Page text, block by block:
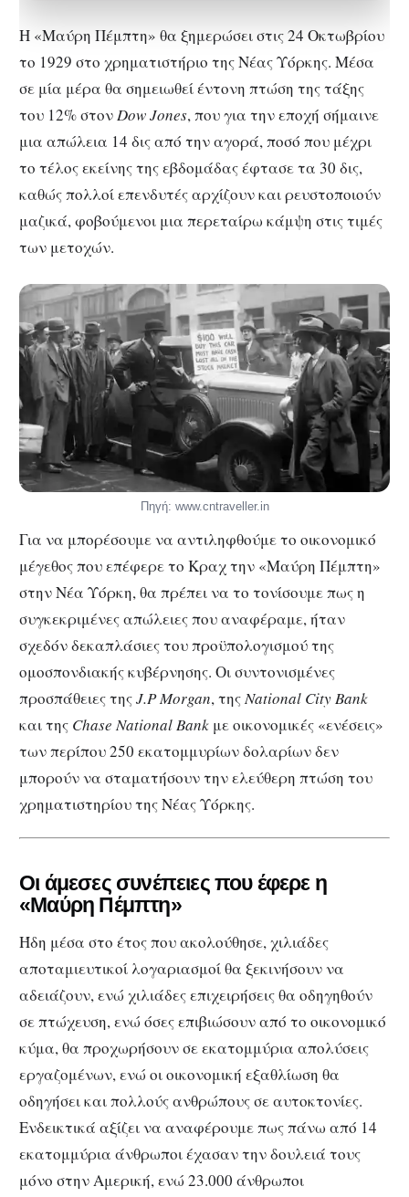
Η «Μαύρη Πέμπτη» θα ξημερώσει στις 24 Οκτωβρίου
το 1929 στο χρηματιστήριο της Νέας Υόρκης. Μέσα
σε μία μέρα θα σημειωθεί έντονη πτώση της τάξης
του 12% στονDow Jones, που για την εποχή σήμαινε
μια απώλεια 14 δις από την αγορά, ποσό που μέχρι
το τέλος εκείνης της εβδομάδας έφτασε τα 30 δις,
καθώς πολλοί επενδυτές αρχίζουν και ρευστοποιούν
μαζικά, φοβούμενοι μια περεταίρω κάμψη στις τιμές
των μετοχών.
Πηγή: www.cntraveller.in
Για να μπορέσουμε να αντιληφθούμε το οικονομικό
μέγεθος που επέφερε το Κραχ την «Μαύρη Πέμπτη»
στην Νέα Υόρκη, θα πρέπει να το τονίσουμε πως η
συγκεκριμένες απώλειες που αναφέραμε, ήταν
σχεδόν δεκαπλάσιες του προϋπολογισμού της
ομοσπονδιακής κυβέρνησης. Οι συντονισμένες
προσπάθειες τηςJ.P Morgan, τηςNational CityBank
και της Chase National Bank με οικονομικές «ενέσεις»
των περίπου 250 εκατομμυρίων δολαρίων δεν
μπορούν να σταματήσουν την ελεύθερη πτώση του
χρηματιστηρίου της Νέας Υόρκης.
Οι άμεσες συνέπειες που έφερε η
«Μαύρη Πέμπτη»
Ήδη μέσα στο έτος που ακολούθησε, χιλιάδες
αποταμιευτικοί λογαριασμοί θα ξεκινήσουν να
αδειάζουν, ενώ χιλιάδες επιχειρήσεις θα οδηγηθούν
σε πτώχευση, ενώ όσες επιβιώσουν από το οικονομικό
κύμα, θα προχωρήσουν σε εκατομμύρια απολύσεις
εργαζομένων, ενώ οι οικονομική εξαθλίωση θα
οδηγήσει και πολλούς ανθρώπους σε αυτοκτονίες.
Ενδεικτικά αξίζει να αναφέρουμε πως πάνω από 14
εκατομμύρια άνθρωποι έχασαν την δουλειά τους
μόνο στην Αμερική, ενώ 23.000 άνθρωποι